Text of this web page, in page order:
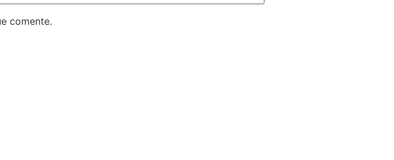
comente.